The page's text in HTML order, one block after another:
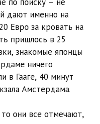
дают именно на
Евро за кровать на
пришлось в 25
знакомые японцы
ничего
в Гааге, 40 минут
Амстердама.
они все отмечают,